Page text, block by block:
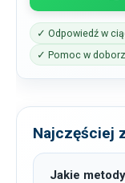
✓ Odpowiedź w
✓ Pomoc w
Najczęściej
Jakie